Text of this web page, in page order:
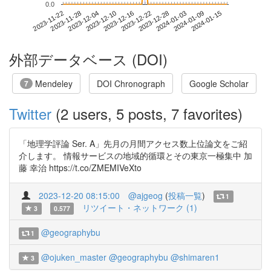
2023-11-222023-11-282023-12-042023-12-102023-12-162023-12-222023-12-282024-01-032024-01-092024-01-15
0.0
外部データベース (DOI)
7 Mendeley DOI Chronograph Google Scholar
Twitter (2 users, 5 posts, 7 favorites)
「地理学評論 Ser. A」先月の月間アクセス数上位論文をご紹
介します。 情報サービスの地域的循環とその東京一極集中 加
藤 幸治 https://t.co/ZMEMIVeXto
2023-12-20 08:15:00 @ajgeog (投稿一覧)
1
3
0.577 リツイート・ネットワーク (1)
1 @geographybu
3 @ojuken_master @geographybu @shimaren1